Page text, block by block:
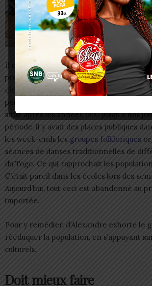
Il en est de même pour nos habillements
préférences musicales. La principale
éloignement, dénonce-t-il, est la religion
peint en noir notre culture. Et cet
situe après les années 1992 jusqu’à nos
période, il y avait des places publiques
les week-ends les groupes folkloriques
séances de danses traditionnelles de
du Togo. Ce qui rapprochait les
C’était pareil dans les écoles lors des
Aujourd’hui, tout ceci est abandonné au
importée.
Pour y remédier, d’Alexandre exhorte le
rééduquer la population, en s’appuyant
culturels.
Doit mieux faire